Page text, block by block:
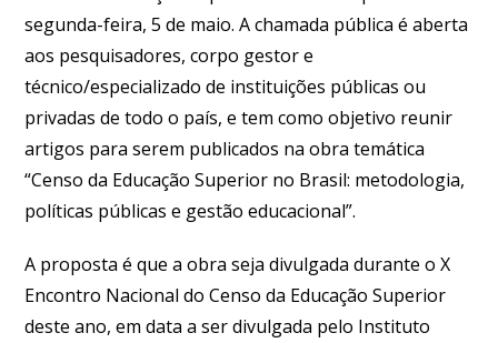
segunda-feira, 5 de maio. A chamada pública é aberta
aos pesquisadores, corpo gestor e
técnico/especializado de instituições públicas ou
privadas de todo o país, e tem como objetivo reunir
artigos para serem publicados na obra temática
“Censo da Educação Superior no Brasil: metodologia,
políticas públicas e gestão educacional”.
A proposta é que a obra seja divulgada durante o X
Encontro Nacional do Censo da Educação Superior
deste ano, em data a ser divulgada pelo Instituto